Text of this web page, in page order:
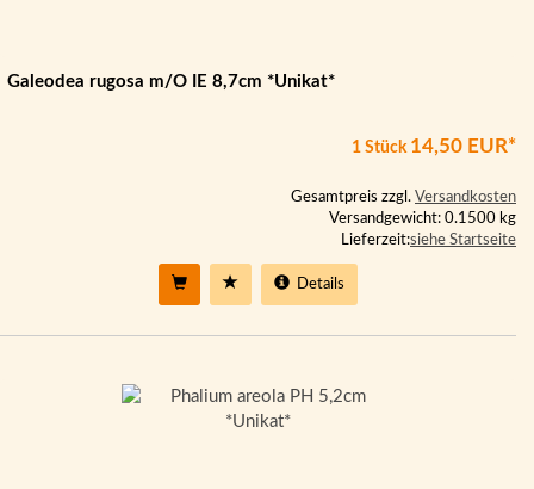
Galeodea rugosa m/O IE 8,7cm *Unikat*
1 Stück 14,50 EUR*
Gesamtpreis zzgl. Versandkosten
Versandgewicht: 0.1500 kg
Lieferzeit:siehe Startseite
Details